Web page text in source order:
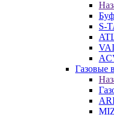
S-
Газовые